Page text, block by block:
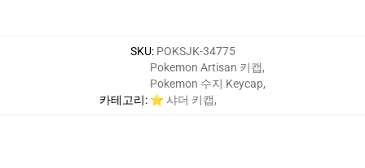
SKU: POKSJK-34775
카테고리:
Pokemon Artisan 키캡,
Pokemon 수지 Keycap,
⭐ 샤더 키캡,